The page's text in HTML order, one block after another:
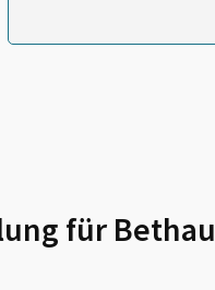
für Bethau